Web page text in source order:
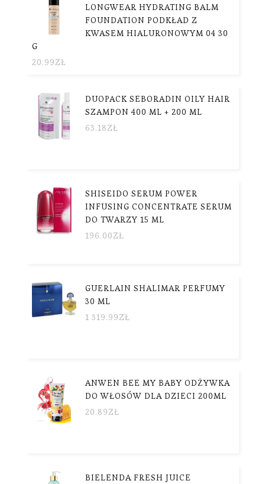
LONGWEAR HYDRATING BALM
FOUNDATION PODKŁAD Z
KWASEM HIALURONOWYM 04 30
G
20.99ZŁ
DUOPACK SEBORADIN OILY HAIR
SZAMPON 400 ML + 200 ML
63.18ZŁ
SHISEIDO SERUM POWER
INFUSING CONCENTRATE SERUM
DO TWARZY 15 ML
196.00ZŁ
GUERLAIN SHALIMAR PERFUMY
30 ML
1 319.99ZŁ
ANWEN BEE MY BABY ODŻYWKA
DO WŁOSÓW DLA DZIECI 200ML
20.89ZŁ
BIELENDA FRESH JUICE